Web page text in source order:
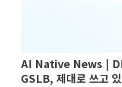
AI Native News |
GSLB, 제대로 쓰고